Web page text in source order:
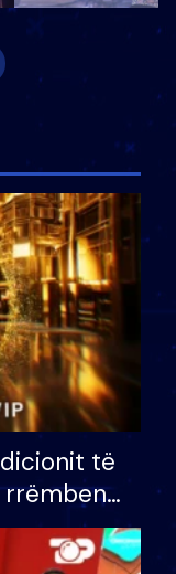
të
rrëmben
eurosh